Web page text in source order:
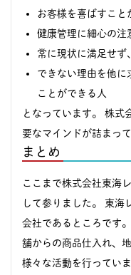
入社2年目：年収
お客様を喜ばすこと
健康管理に細心の注
常に現状に満足せず
できない理由を他に
ことができる人
となっています。 株式
要なマインドが詰まっ
まとめ
ここまで株式会社東海
して参りました。 東海
会社であるところです
舗からの商品仕入れ、
様々な活動を行ってい